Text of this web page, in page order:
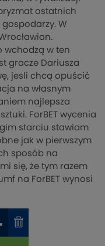
ostatnich
W
wchodzą w ten
gracze Dariusza
jesli chcą opuścić
na własnym
najlepsza
ForBET wycenia
starciu stawiam
jak w pierwszym
sposób na
się, że tym razem
na ForBET wynosi